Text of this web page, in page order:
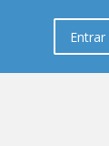
Entrar